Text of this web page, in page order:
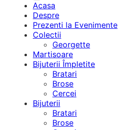
Acasa
Despre
Prezenti la Evenimente
Colectii
Georgette
Martisoare
Bijuterii Împletite
Bratari
Brose
Cercei
Bijuterii
Bratari
Brose